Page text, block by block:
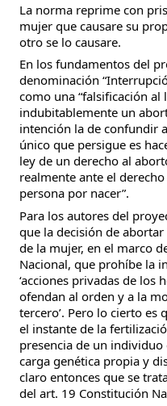
La norma reprime con
mujer que causare su
otro se lo causare.
En los fundamentos del
denominación
como una “falsificación al
indubitablemente un
intención la de confundir
único que persigue es
ley de un derecho al
realmente ante el
persona por nacer”.
Para los autores del
que la decisión de
de la mujer, en el marco
Nacional, que prohíbe la
‘acciones privadas de
ofendan al orden y a la
tercero’. Pero lo cierto es
el instante de la
presencia de un individuo
carga genética propia y
claro entonces que se
del art. 19 Constitución